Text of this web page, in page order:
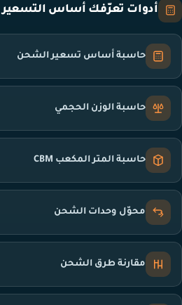
أدوات تعرّفك أساس التسعير
حاسبة أساس تسعير الشحن
حاسبة الوزن الحجمي
حاسبة المتر المكعب CBM
محوّل وحدات الشحن
مقارنة طرق الشحن